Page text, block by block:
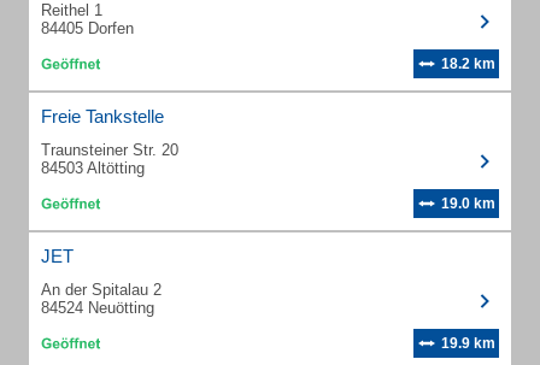
Reithel 1
84405 Dorfen
18.2 km
Freie Tankstelle
Traunsteiner Str. 20
84503 Altötting
19.0 km
JET
An der Spitalau 2
84524 Neuötting
19.9 km